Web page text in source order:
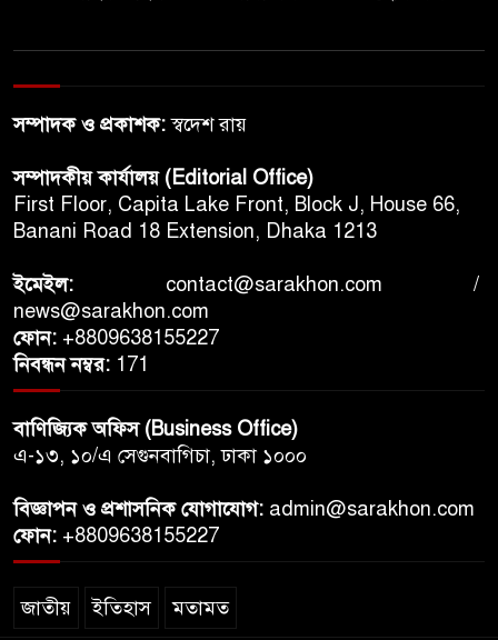
সম্পাদক ও প্রকাশক:স্বদেশ রায়
সম্পাদকীয় কার্যালয় (Editorial Office)
First Floor, Capita Lake Front, Block J, House 66,
Banani Road 18 Extension, Dhaka 1213
ইমেইল: contact@sarakhon.com /
news@sarakhon.com
ফোন: +8809638155227
নিবন্ধন নম্বর: 171
বাণিজ্যিক অফিস (Business Office)
এ-১৩, ১০/এ সেগুনবাগিচা, ঢাকা ১০০০
বিজ্ঞাপন ও প্রশাসনিক যোগাযোগ: admin@sarakhon.com
ফোন: +8809638155227
জাতীয় ইতিহাস মতামত